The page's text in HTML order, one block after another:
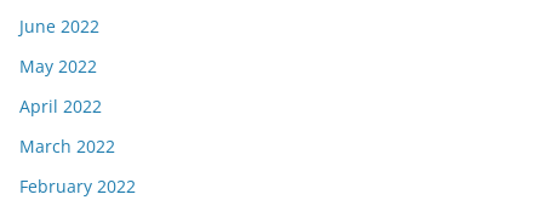
June 2022
May 2022
April 2022
March 2022
February 2022